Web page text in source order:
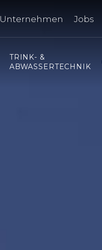
Unternehmen Jobs
TRINK- &
ABWASSERTECHNIK